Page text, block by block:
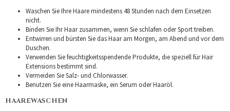
Waschen Sie Ihre Haare mindestens 48 Stunden nach dem Einsetzen
nicht.
Binden Sie Ihr Haar zusammen, wenn Sie schlafen oder Sport treiben.
Entwirren und bürsten Sie das Haar am Morgen, am Abend und vor dem
Duschen.
Verwenden Sie feuchtigkeitsspendende Produkte, die speziell für Hair
Extensions bestimmt sind.
Vermeiden Sie Salz- und Chlorwasser.
Benutzen Sie eine Haarmaske, ein Serum oder Haaröl.
HAAREWASCHEN